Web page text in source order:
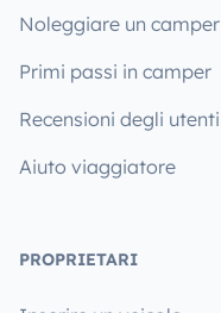
Noleggiare un camper
Primi passi in camper
Recensioni degli utenti
Aiuto viaggiatore
PROPRIETARI